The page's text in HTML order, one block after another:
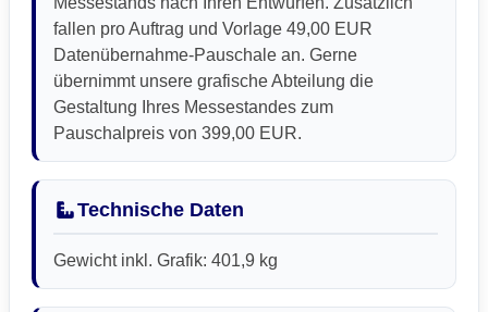
fallen pro Auftrag und Vorlage 49,00 EUR
Datenübernahme-Pauschale an. Gerne
übernimmt unsere grafische Abteilung die
Gestaltung Ihres Messestandes zum
Pauschalpreis von 399,00 EUR.
Technische Daten
Gewicht inkl. Grafik: 401,9 kg